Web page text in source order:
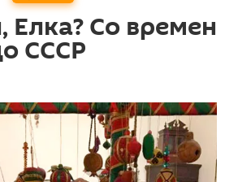
Со времен
СССР